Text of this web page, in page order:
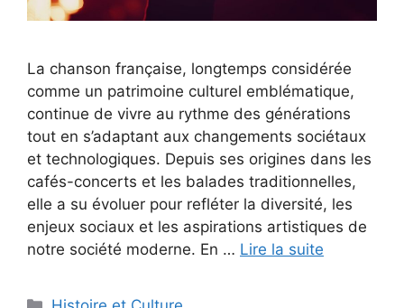
La chanson française, longtemps considérée
comme un patrimoine culturel emblématique,
continue de vivre au rythme des générations
tout en s’adaptant aux changements sociétaux
et technologiques. Depuis ses origines dans les
cafés-concerts et les balades traditionnelles,
elle a su évoluer pour refléter la diversité, les
enjeux sociaux et les aspirations artistiques de
notre société moderne. En … Lire la suite
Catégories